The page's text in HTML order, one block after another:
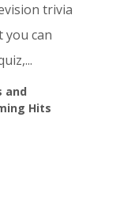
trivia
you can
and
Hits